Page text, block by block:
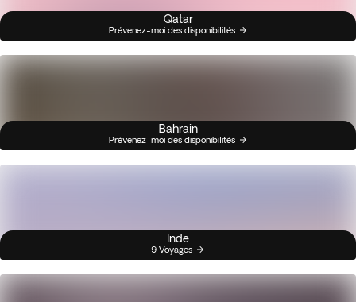
Qatar
Prévenez-moi des disponibilités
Bahrain
Prévenez-moi des disponibilités
Inde
9 Voyages